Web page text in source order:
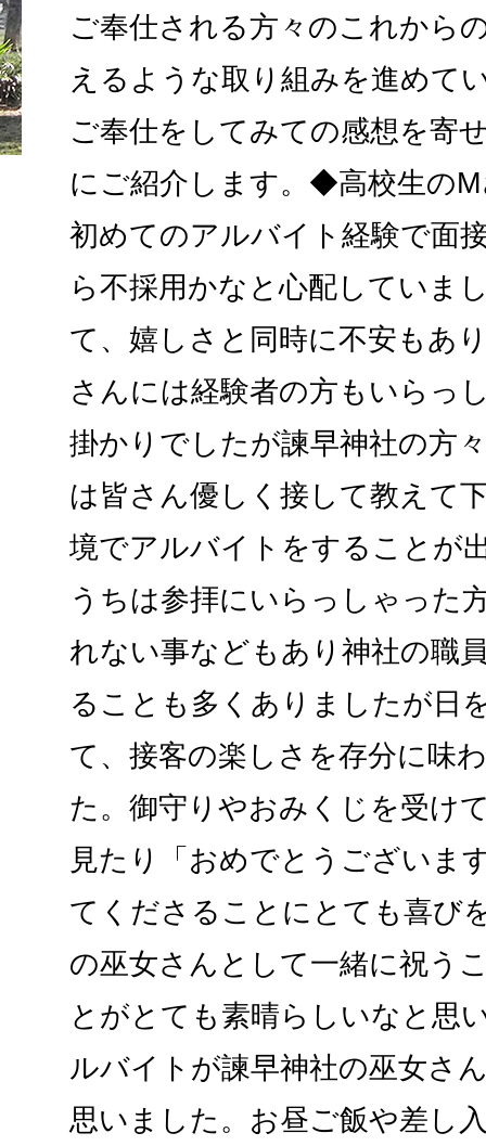
ご奉仕される方々のこれから
えるような取り組みを進めて
ご奉仕をしてみての感想を寄
にご紹介します。◆高校生の
初めてのアルバイト経験で面
ら不採用かなと心配していま
て、嬉しさと同時に不安もあ
さんには経験者の方もいらっ
掛かりでしたが諫早神社の方
は皆さん優しく接して教えて
境でアルバイトをすることが
うちは参拝にいらっしゃった
れない事などもあり神社の職
ることも多くありましたが日
て、接客の楽しさを存分に味
た。御守りやおみくじを受け
見たり「おめでとうございま
てくださることにとても喜び
の巫女さんとして一緒に祝う
とがとても素晴らしいなと思
ルバイトが諫早神社の巫女さ
思いました。お昼ご飯や差し